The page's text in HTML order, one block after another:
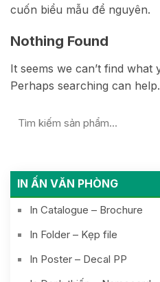
IN ẤN VĂN PHÒNG
In Catalogue – Brochure
In Folder – Kẹp file
In Poster – Decal PP
cuốn biểu mẫu để nguyên.
Nothing Found
It seems we can’t find what
Perhaps searching can help.